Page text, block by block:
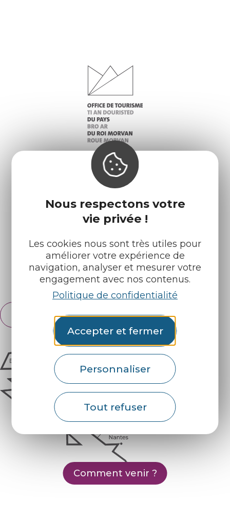
Nous respectons votre
vie privée !
Les cookies nous sont très utiles pour
améliorer votre expérience de
navigation, analyser et mesurer votre
engagement avec nos contenus.
Politique de confidentialité
Accepter et fermer
Personnaliser
Tout refuser
Nos brochures
Retrouvez-nous sur :
Espace pro Partenaires
Français
English
Comment venir ?